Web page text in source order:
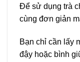
Để sử dụng trà
cùng đơn giản
Bạn chỉ cần lấy
đậy hoặc bình